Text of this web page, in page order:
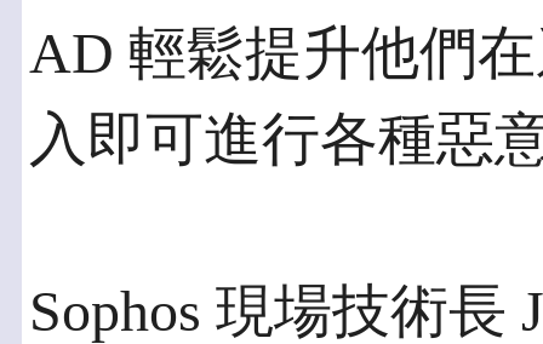
AD 輕鬆提升他們
入即可進行各種惡
Sophos 現場技術長